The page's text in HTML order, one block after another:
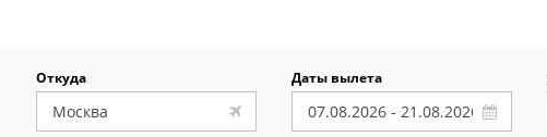
Откуда Даты вылета